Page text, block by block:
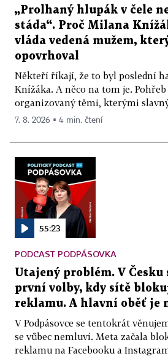
„Prolhaný hlupák v čele
stáda“. Proč Milana
vláda vedená mužem,
opovrhoval
Někteří říkají, že to byl poslední
Knížáka. A něco na tom je.
organizovaný těmi, kterými
7. 8. 2026 ▪ 4 min. čtení
55:23
PODCAST PODPÁSOVKA
Utajený problém. V Česku
první volby, kdy sítě
reklamu. A hlavní oběť je
V Podpásovce se tentokrát
se vůbec nemluví. Meta začala
reklamu na Facebooku a